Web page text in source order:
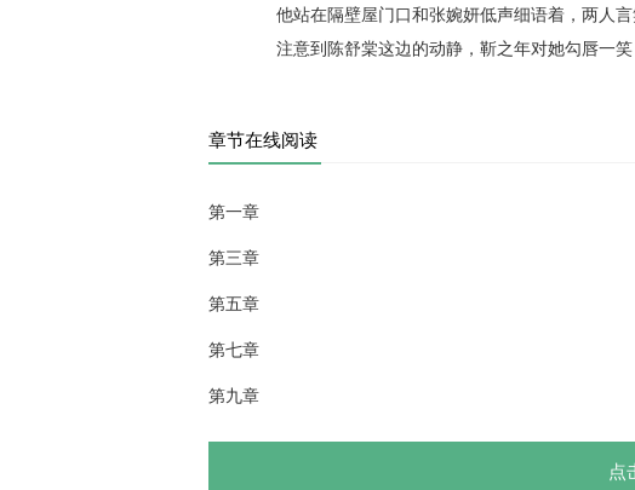
他站在隔壁屋门口和张婉妍低声细语着，两人言
注意到陈舒棠这边的动静，靳之年对她勾唇一笑
章节在线阅读
第一章
第三章
第五章
第七章
第九章
点